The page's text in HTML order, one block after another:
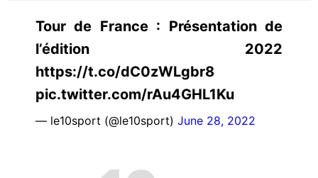
Tour de France : Présentation de
l’édition 2022
https://t.co/dC0zWLgbr8
pic.twitter.com/rAu4GHL1Ku
— le10sport (@le10sport) June 28, 2022